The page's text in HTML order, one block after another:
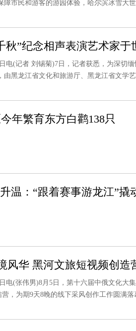
障市民和游客的游园体验，哈尔滨冰雪大
秋”纪念相声表演艺术家
(记者 刘锡菊)7日，记者获悉，为深切缅
由黑龙江省文化和旅游厅、黑龙江省文学
年繁育东方白鹳138只
温：“跟着赛事游龙江”撬
风华 黑河文旅短视频创
(张伟男)8月5日，第十六届中俄文化大集
，为期9天8晚的线下采风创作工作圆满